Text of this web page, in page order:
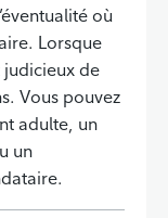
où
Lorsque
judicieux de
Vous pouvez
adulte, un
un